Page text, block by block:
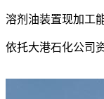
溶剂油装置现加工
依托大港石化公司